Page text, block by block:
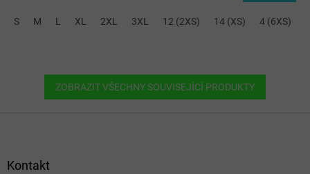
S M L XL 2XL 3XL 12 (2XS) 14 (XS) 4 (6XS)
ZOBRAZIT VŠECHNY SOUVISEJÍCÍ PRODUKTY
Kontakt